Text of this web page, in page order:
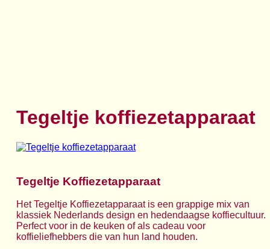
Tegeltje koffiezetapparaat
Tegeltje Koffiezetapparaat
Het Tegeltje Koffiezetapparaat is een grappige mix van
klassiek Nederlands design en hedendaagse koffiecultuur.
Perfect voor in de keuken of als cadeau voor
koffieliefhebbers die van hun land houden.